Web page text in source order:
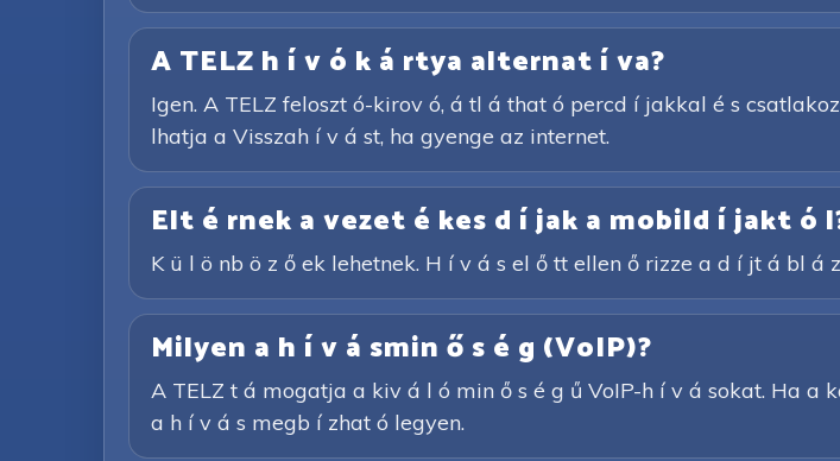
A TELZ h í v ó k á rtya alternat í va?
Igen. A TELZ feloszt ó-kirov ó, á tl á that ó percd í jakkal é s
lhatja a Visszah í v á st, ha gyenge az internet.
Elt é rnek a vezet é kes d í jak a mobild í jakt ó
K ü l ö nb ö z ő ek lehetnek. H í v á s el ő tt ellen ő rizze a d í jt á bl á
Milyen a h í v á smin ő s é g (VoIP)?
A TELZ t á mogatja a kiv á l ó min ő s é g ű VoIP-h í v á sokat. Ha a
a h í v á s megb í zhat ó legyen.